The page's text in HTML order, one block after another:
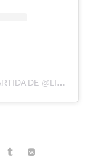
UNA PUBLICACIÓN COMPARTIDA DE @LIGAFUTVE